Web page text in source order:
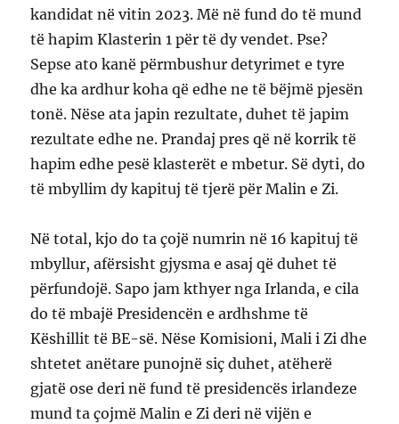
kandidat në vitin 2023. Më në fund do të mund
të hapim Klasterin 1 për të dy vendet. Pse?
Sepse ato kanë përmbushur detyrimet e tyre
dhe ka ardhur koha që edhe ne të bëjmë pjesën
tonë. Nëse ata japin rezultate, duhet të japim
rezultate edhe ne. Prandaj pres që në korrik të
hapim edhe pesë klasterët e mbetur. Së dyti, do
të mbyllim dy kapituj të tjerë për Malin e Zi.
Në total, kjo do ta çojë numrin në 16 kapituj të
mbyllur, afërsisht gjysma e asaj që duhet të
përfundojë. Sapo jam kthyer nga Irlanda, e cila
do të mbajë Presidencën e ardhshme të
Këshillit të BE-së. Nëse Komisioni, Mali i Zi dhe
shtetet anëtare punojnë siç duhet, atëherë
gjatë ose deri në fund të presidencës irlandeze
mund ta çojmë Malin e Zi deri në vijën e